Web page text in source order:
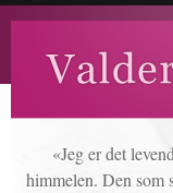
«Jeg er det
himmelen. Den som